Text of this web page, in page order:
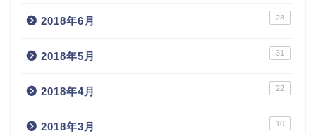
2018年6月 28
2018年5月 31
2018年4月 22
2018年3月 10